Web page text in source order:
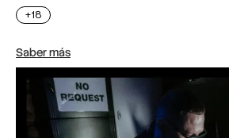
+18
Saber más